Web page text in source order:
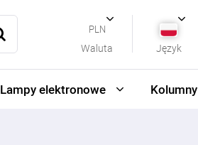
Waluta
PLN
Język
Lampy elektronowe Kolumny